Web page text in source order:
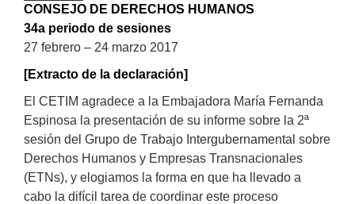
CONSEJO DE DERECHOS HUMANOS
34a periodo de sesiones
27 febrero – 24 marzo 2017
[Extracto de la declaración]
El CETIM agradece a la Embajadora María Fernanda
Espinosa la presentación de su informe sobre la 2ª
sesión del Grupo de Trabajo Intergubernamental sobre
Derechos Humanos y Empresas Transnacionales
(ETNs), y elogiamos la forma en que ha llevado a
cabo la difícil tarea de coordinar este proceso